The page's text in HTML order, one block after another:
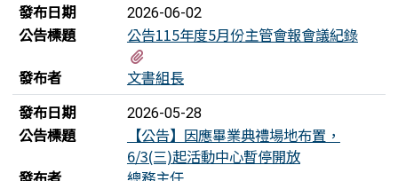
發布日期
2026-06-02
公告標題
公告115年度5月份主管會報會議紀錄
發布者
文書組長
發布日期
2026-05-28
公告標題
【公告】因應畢業典禮場地布置，
6/3(三)起活動中心暫停開放